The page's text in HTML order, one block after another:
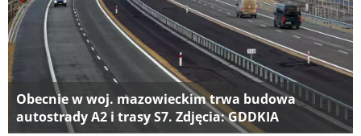
Obecnie w woj. mazowieckim trwa budowa
autostrady A2 i trasy S7. Zdjęcia: GDDKIA